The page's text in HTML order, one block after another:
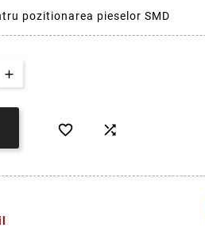
pozitionarea pieselor SMD
 